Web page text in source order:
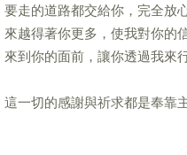
要走的道路都交給你，完全放
來越得著你更多，使我對你的
來到你的面前，讓你透過我來
這一切的感謝與祈求都是奉靠